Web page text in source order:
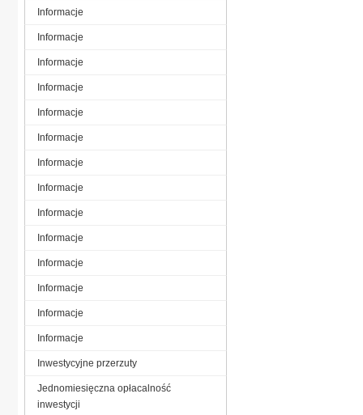
Informacje
Informacje
Informacje
Informacje
Informacje
Informacje
Informacje
Informacje
Informacje
Informacje
Informacje
Informacje
Informacje
Informacje
Inwestycyjne przerzuty
Jednomiesięczna opłacalność
inwestycji